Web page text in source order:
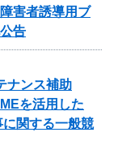
害者誘導用ブ
告
ンス補助
を活用した
関する一般競